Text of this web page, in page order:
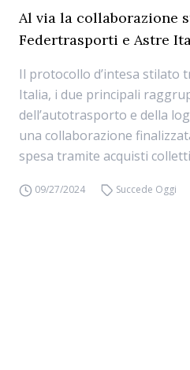
Al via la collaborazione
Federtrasporti e Astre
Il protocollo d’intesa stilato
Italia, i due principali
dell’autotrasporto e della
una collaborazione
spesa tramite acquisti
09/27/2024 Succede Oggi